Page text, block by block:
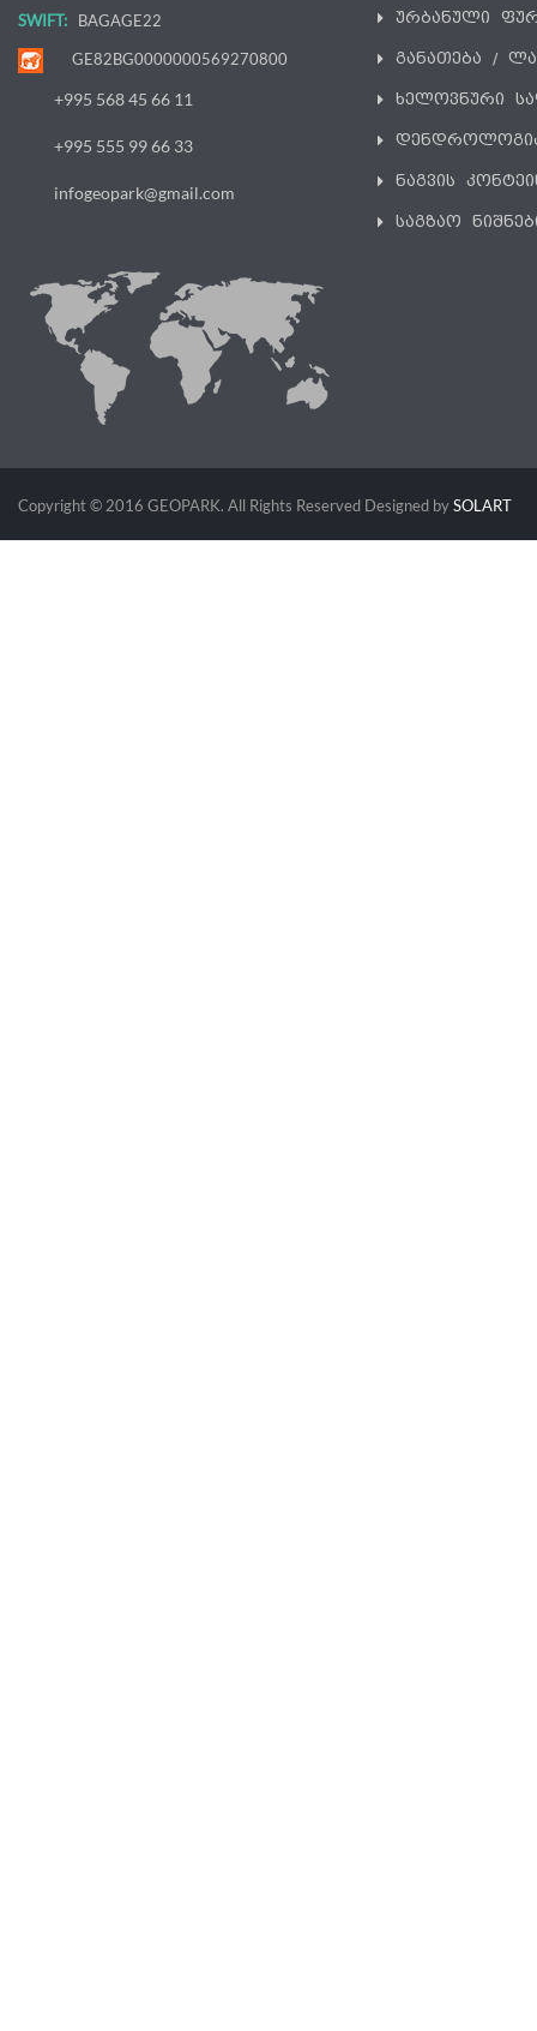
SWIFT:
BAGAGE22
GE82BG0000000569270800
+995 568 45 66 11
+995 555 99 66 33
infogeopark@gmail.com
ურბანული
განათება /
ხელოვნური
ნაგვის
საგზაო
Copyright © 2016 GEOPARK. All Rights Reserved Designed bySOLART